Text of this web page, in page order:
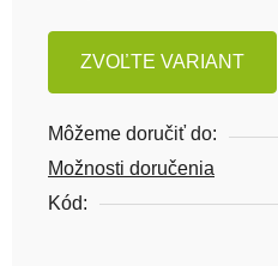
ZVOĽTE VARIANT
Môžeme doručiť do:
Možnosti doručenia
Kód: